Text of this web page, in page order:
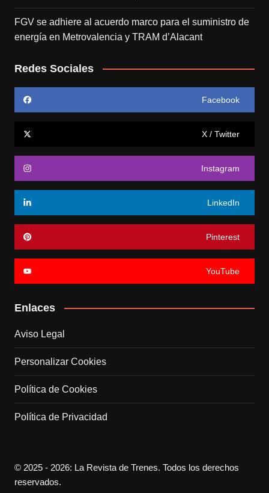
FGV se adhiere al acuerdo marco para el suministro de
energía en Metrovalencia y TRAM d’Alacant
Redes Sociales
Facebook
X / Twitter
Instagram
LinkedIn
Pinterest
YouTube
Enlaces
Aviso Legal
Personalizar Cookies
Política de Cookies
Política de Privacidad
© 2025 - 2026: La Revista de Trenes. Todos los derechos
reservados.